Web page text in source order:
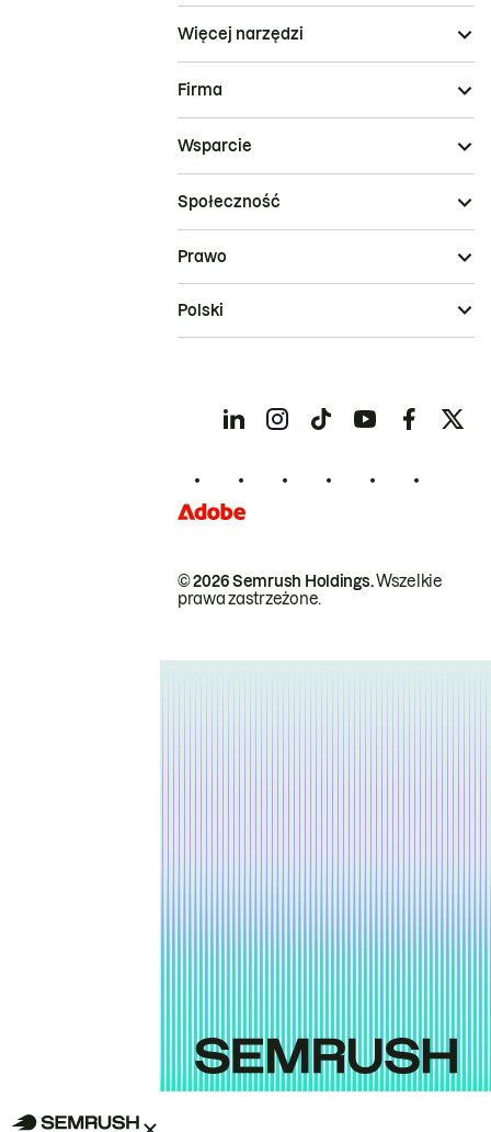
Więcej narzędzi
Firma
Wsparcie
Społeczność
© 2026 Semrush Holdings.Wszelkie
prawa zastrzeżone.
Prawo
Polski